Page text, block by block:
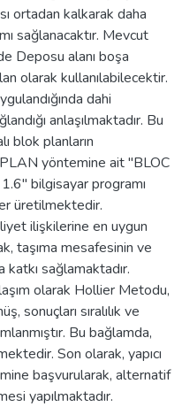
ortadan kalkarak daha
sağlanacaktır. Mevcut
Deposu alanı boşa
olarak kullanılabilecektir.
dahi
anlaşılmaktadır. Bu
blok planların
yöntemine ait "BLOC
bilgisayar programı
üretilmektedir.
ilişkilerine en uygun
taşıma mesafesinin ve
katkı sağlamaktadır.
olarak Hollier Metodu,
sonuçları sıralılık ve
Bu bağlamda,
Son olarak, yapıcı
başvurularak, alternatif
yapılmaktadır.